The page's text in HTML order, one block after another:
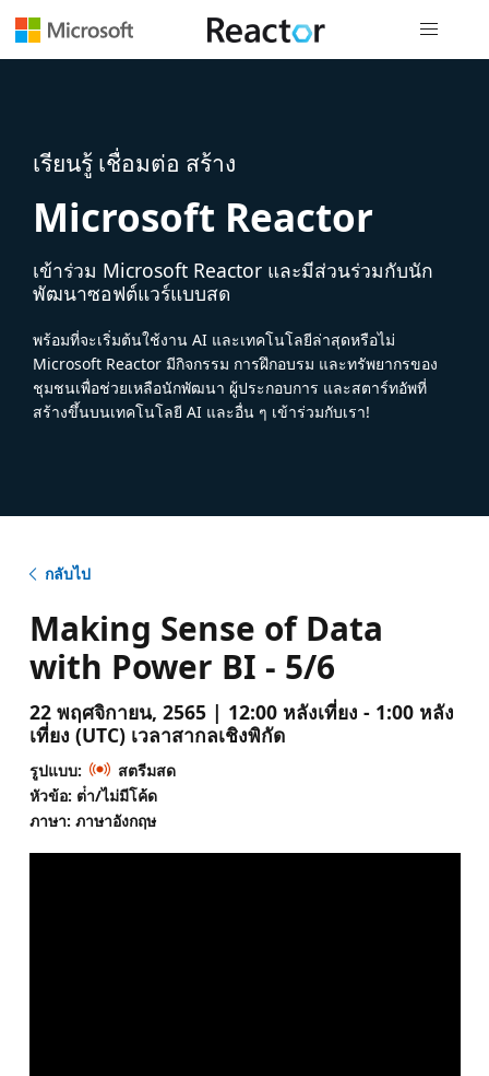
เรียนรู้ เชื่อมต่อ สร้าง
Microsoft Reactor
เข้าร่วม Microsoft Reactor และมีส่วนร่วมกับนัก
พัฒนาซอฟต์แวร์แบบสด
พร้อมที่จะเริ่มต้นใช้งาน AI และเทคโนโลยีล่าสุดหรือไม่
Microsoft Reactor มีกิจกรรม การฝึกอบรม และทรัพยากรของ
ชุมชนเพื่อช่วยเหลือนักพัฒนา ผู้ประกอบการ และสตาร์ทอัพที่
สร้างขึ้นบนเทคโนโลยี AI และอื่น ๆ เข้าร่วมกับเรา!
กลับไป
Making Sense of Data
with Power BI - 5/6
22 พฤศจิกายน, 2565 | 12:00 หลังเที่ยง - 1:00 หลัง
เที่ยง (UTC) เวลาสากลเชิงพิกัด
รูปแบบ:
สตรีมสด
หัวข้อ: ต่ํา/ไม่มีโค้ด
ภาษา: ภาษาอังกฤษ